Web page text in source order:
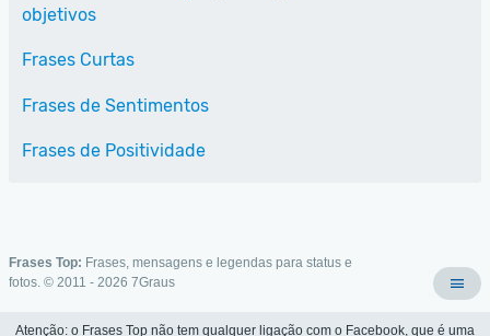
objetivos
Frases Curtas
Frases de Sentimentos
Frases de Positividade
Frases Top: Frases, mensagens e legendas para status e
fotos. © 2011 - 2026 7Graus
Atenção: o Frases Top não tem qualquer ligação com o Facebook, que é uma